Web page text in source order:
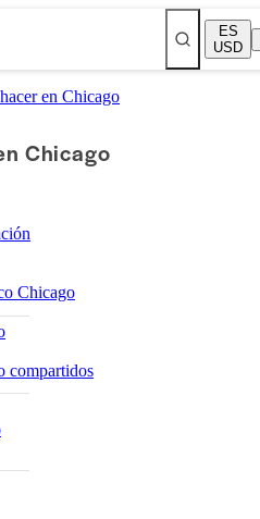
ES
USD
en Chicago
Chicago
compartidos
Chicago